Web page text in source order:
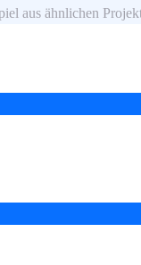
aus ähnlichen